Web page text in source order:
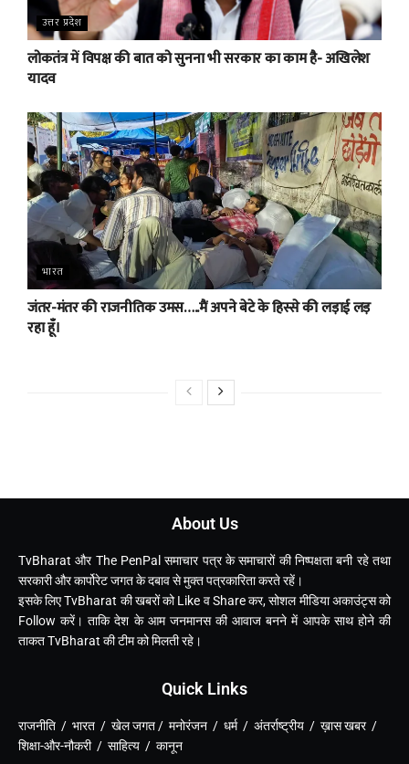
उत्तर प्रदेश
लोकतंत्र में विपक्ष की बात को सुनना भी सरकार का काम है- अखिलेश
यादव
भारत
जंतर-मंतर की राजनीतिक उमस…..मैं अपने बेटे के हिस्से की लड़ाई लड़
रहा हूँ।
About Us
TvBharat और The PenPal समाचार पत्र के समाचारों की निष्पक्षता बनी रहे तथा
सरकारी और कार्पोरेट जगत के दबाव से मुक्त पत्रकारिता करते रहें।
इसके लिए TvBharat की खबरों को Like व Share कर, सोशल मीडिया अकाउंट्स को
Follow करें। ताकि देश के आम जनमानस की आवाज बनने में आपके साथ होने की
ताकत TvBharat की टीम को मिलती रहे।
Quick Links
राजनीति / भारत / खेल जगत / मनोरंजन / धर्म / अंतर्राष्ट्रीय / ख़ास खबर /
शिक्षा-और-नौकरी / साहित्य / कानून